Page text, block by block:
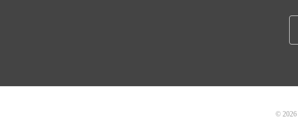
© 2026